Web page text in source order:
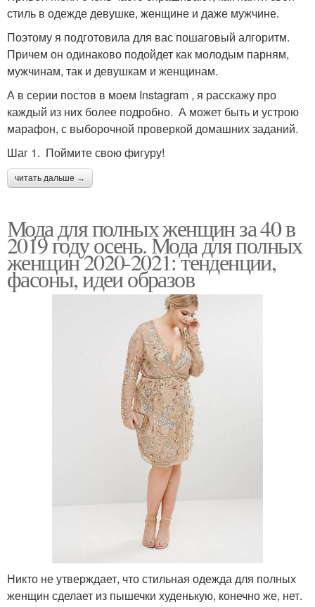
стиль в одежде девушке, женщине и даже мужчине.
Поэтому я подготовила для вас пошаговый алгоритм.
Причем он одинаково подойдет как молодым парням,
мужчинам, так и девушкам и женщинам.
А в серии постов в моем Instagram , я расскажу про
каждый из них более подробно. А может быть и устрою
марафон, с выборочной проверкой домашних заданий.
Шаг 1. Поймите свою фигуру!
читать дальше →
Мода для полных женщин за 40 в
2019 году осень. Мода для полных
женщин 2020-2021: тенденции,
фасоны, идеи образов
Никто не утверждает, что стильная одежда для полных
женщин сделает из пышечки худенькую, конечно же, нет.